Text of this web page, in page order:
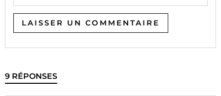
9 RÉPONSES